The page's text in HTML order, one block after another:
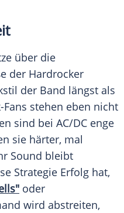
über die
der Hardrocker
der Band längst als
stehen eben nicht
sind bei AC/DC enge
sie härter, mal
Sound bleibt
Strategie Erfolg hat,
oder
wird abstreiten,